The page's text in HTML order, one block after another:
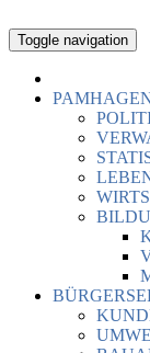
Toggle navigation